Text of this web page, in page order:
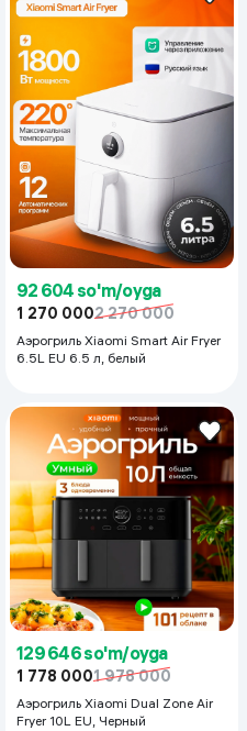
92 604 so'm/oyga
1 270 0002 270 000
Аэрогриль Xiaomi Smart Air Fryer
6.5L EU 6.5 л, белый
129 646 so'm/oyga
1 778 0001 978 000
Аэрогриль Xiaomi Dual Zone Air
Fryer 10L EU, Черный